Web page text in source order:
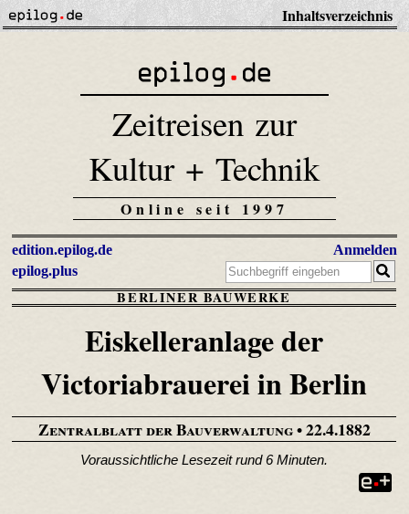
Inhaltsverzeichnis
Zeitreisen zur
Kultur + Technik
Online seit 1997
edition.epilog.de
epilog.plus
Anmelden
BERLINER BAUWERKE
Eiskelleranlage der
Victoriabrauerei in Berlin
Zentralblatt der Bauverwaltung• 22.4.1882
Voraussichtliche Lesezeit rund 6 Minuten.